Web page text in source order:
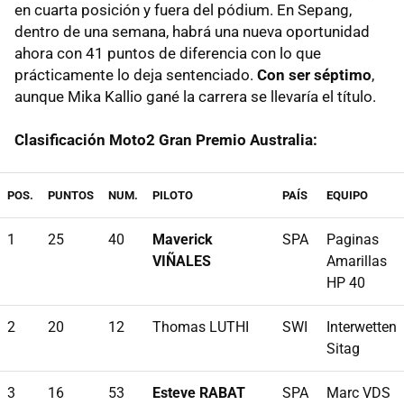
en cuarta posición y fuera del pódium. En Sepang,
dentro de una semana, habrá una nueva oportunidad
ahora con 41 puntos de diferencia con lo que
prácticamente lo deja sentenciado. Con ser séptimo,
aunque Mika Kallio gané la carrera se llevaría el título.
Clasificación Moto2 Gran Premio Australia:
POS. PUNTOS NUM. PILOTO PAÍS EQUIPO
1 25 40
Maverick
VIÑALES
SPA
Paginas
Amarillas
HP 40
2 20 12 Thomas LUTHI SWI
Interwetten
Sitag
3 16 53 Esteve RABAT SPA
Marc VDS